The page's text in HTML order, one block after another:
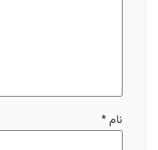
نام*